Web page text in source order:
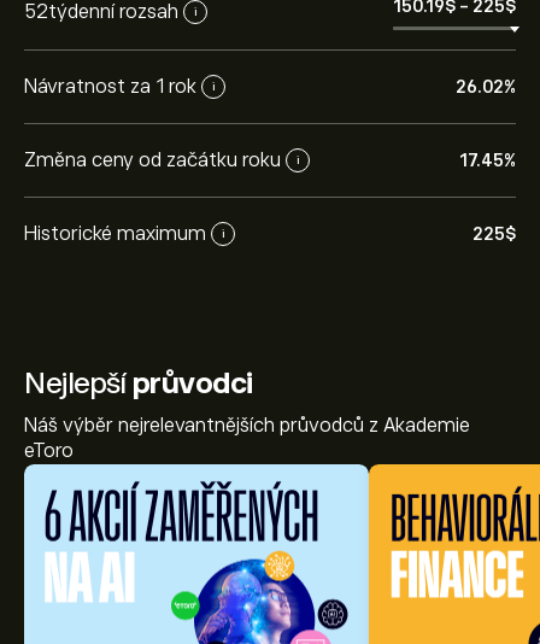
52týdenní rozsah i 150.19‎$‎ - 225‎$‎
Návratnost za 1 rok i 26.02%
Změna ceny od začátku roku i 17.45%
Historické maximum i 225‎$‎
Nejlepšíprůvodci
Náš výběr nejrelevantnějších průvodců z Akademie
eToro